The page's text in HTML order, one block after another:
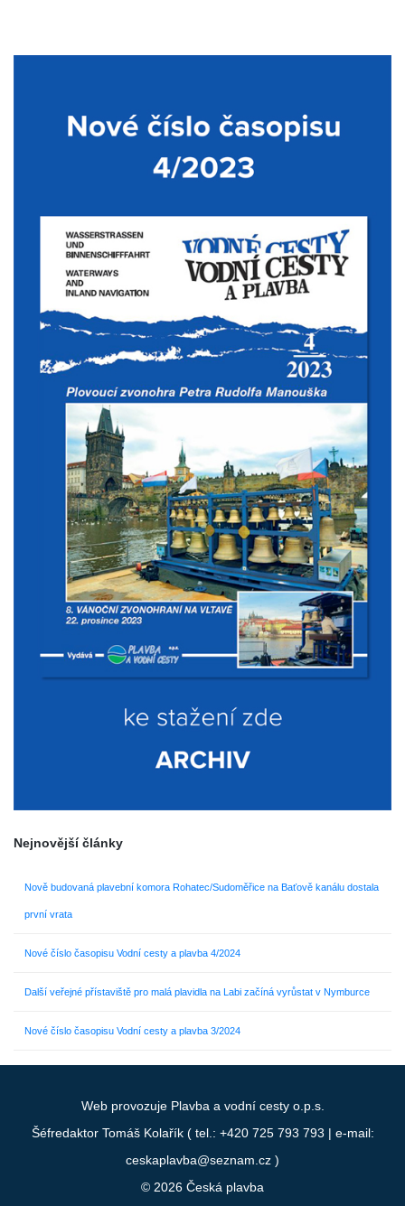
Nejnovější články
Nově budovaná plavební komora Rohatec/Sudoměřice na Baťově kanálu dostala
první vrata
Nové číslo časopisu Vodní cesty a plavba 4/2024
Další veřejné přístaviště pro malá plavidla na Labi začíná vyrůstat v Nymburce
Nové číslo časopisu Vodní cesty a plavba 3/2024
Web provozuje Plavba a vodní cesty o.p.s.
Šéfredaktor Tomáš Kolařík ( tel.: +420 725 793 793 | e-mail:
ceskaplavba@seznam.cz )
© 2026 Česká plavba